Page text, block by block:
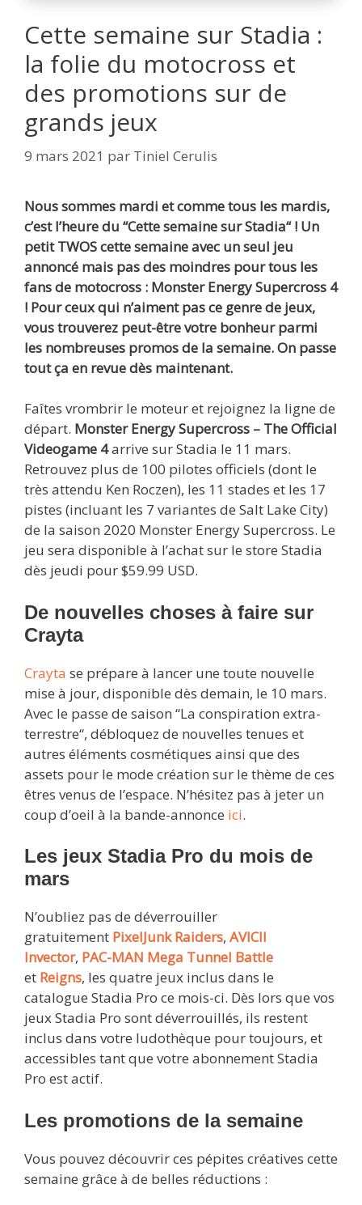
Cette semaine sur Stadia :
la folie du motocross et
des promotions sur de
grands jeux
9 mars 2021 par Tiniel Cerulis
Nous sommes mardi et comme tous les mardis,
c’est l’heure du “Cette semaine sur Stadia“ ! Un
petit TWOS cette semaine avec un seul jeu
annoncé mais pas des moindres pour tous les
fans de motocross : Monster Energy Supercross 4
! Pour ceux qui n’aiment pas ce genre de jeux,
vous trouverez peut-être votre bonheur parmi
les nombreuses promos de la semaine. On passe
tout ça en revue dès maintenant.
Faîtes vrombrir le moteur et rejoignez la ligne de
départ. Monster Energy Supercross – The Official
Videogame 4arrive sur Stadia le 11 mars.
Retrouvez plus de 100 pilotes officiels (dont le
très attendu Ken Roczen), les 11 stades et les 17
pistes (incluant les 7 variantes de Salt Lake City)
de la saison 2020 Monster Energy Supercross. Le
jeu sera disponible à l’achat sur le store Stadia
dès jeudi pour $59.99 USD.
De nouvelles choses à faire sur
Crayta
Crayta se prépare à lancer une toute nouvelle
mise à jour, disponible dès demain, le 10 mars.
Avec le passe de saison “La conspiration extra-
terrestre“, débloquez de nouvelles tenues et
autres éléments cosmétiques ainsi que des
assets pour le mode création sur le thème de ces
êtres venus de l’espace. N’hésitez pas à jeter un
coup d’oeil à la bande-annonce ici.
Les jeux Stadia Pro du mois de
mars
N’oubliez pas de déverrouiller
gratuitement PixelJunk Raiders, AVICII
Invector, PAC-MAN Mega Tunnel Battle
et Reigns, les quatre jeux inclus dans le
catalogue Stadia Pro ce mois-ci. Dès lors que vos
jeux Stadia Pro sont déverrouillés, ils restent
inclus dans votre ludothèque pour toujours, et
accessibles tant que votre abonnement Stadia
Pro est actif.
Les promotions de la semaine
Vous pouvez découvrir ces pépites créatives cette
semaine grâce à de belles réductions :